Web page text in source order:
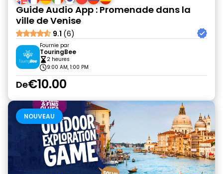
Guide Audio App : Promenade dans la
ville de Venise
9.1 (6)
Fournie par
TouringBee
2 heures
9:00 AM, 1:00 PM
De€10.00
NOUVEAU